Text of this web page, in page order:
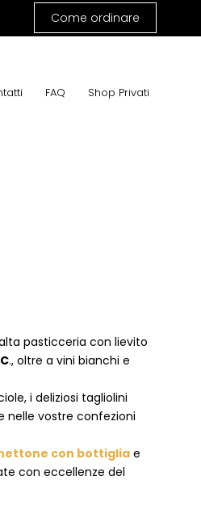
Come ordinare
FAQ Shop Privati
pasticceria con lievito
., oltre a vini bianchi e
i deliziosi tagliolini
nelle vostre confezioni
con bottiglia e
con eccellenze del